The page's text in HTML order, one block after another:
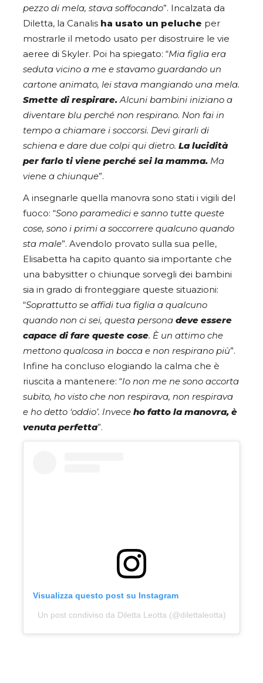
pezzo di mela, stava soffocando”. Incalzata da
Diletta, la Canalis ha usato un peluche per
mostrarle il metodo usato per disostruire le vie
aeree di Skyler. Poi ha spiegato: “Mia figlia era
seduta vicino a me e stavamo guardando un
cartone animato, lei stava mangiando una mela.
Smette di respirare. Alcuni bambini iniziano a
diventare blu perché non respirano. Non fai in
tempo a chiamare i soccorsi. Devi girarli di
schiena e dare due colpi qui dietro. La lucidità
per farlo ti viene perché sei la mamma. Ma
viene a chiunque”.
A insegnarle quella manovra sono stati i vigili del
fuoco: “Sono paramedici e sanno tutte queste
cose, sono i primi a soccorrere qualcuno quando
sta male”. Avendolo provato sulla sua pelle,
Elisabetta ha capito quanto sia importante che
una babysitter o chiunque sorvegli dei bambini
sia in grado di fronteggiare queste situazioni:
“Soprattutto se affidi tua figlia a qualcuno
quando non ci sei, questa persona deve essere
capace di fare queste cose. È un attimo che
mettono qualcosa in bocca e non respirano più”.
Infine ha concluso elogiando la calma che è
riuscita a mantenere: “Io non me ne sono accorta
subito, ho visto che non respirava, non respirava
e ho detto ‘oddio’. Invece ho fatto la manovra, è
venuta perfetta”.
Visualizza questo post su Instagram
Un post condiviso da Diletta Leotta (@dilettaleotta)